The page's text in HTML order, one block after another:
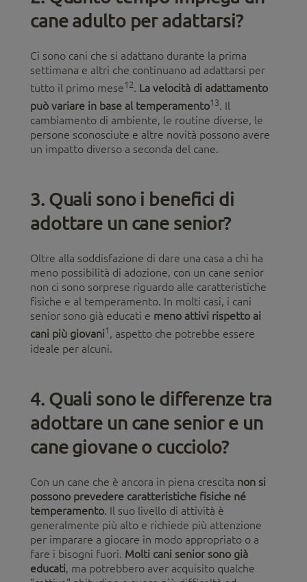
cane adulto per adattarsi?
Ci sono cani che si adattano durante la prima
settimana e altri che continuano ad adattarsi per
tutto il primo mese12. La velocità di adattamento
può variare in base al temperamento13. Il
cambiamento di ambiente, le routine diverse, le
persone sconosciute e altre novità possono avere
un impatto diverso a seconda del cane.
3. Quali sono i benefici di
adottare un cane senior?
Oltre alla soddisfazione di dare una casa a chi ha
meno possibilità di adozione, con un cane senior
non ci sono sorprese riguardo alle caratteristiche
fisiche e al temperamento. In molti casi, i cani
senior sono già educati e meno attivi rispetto ai
cani più giovani1, aspetto che potrebbe essere
ideale per alcuni.
4. Quali sono le differenze tra
adottare un cane senior e un
cane giovane o cucciolo?
Con un cane che è ancora in piena crescita non si
possono prevedere caratteristiche fisiche né
temperamento. Il suo livello di attività è
generalmente più alto e richiede più attenzione
per imparare a giocare in modo appropriato o a
fare i bisogni fuori. Molti cani senior sono già
educati, ma potrebbero aver acquisito qualche